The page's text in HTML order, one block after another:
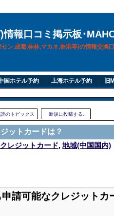
情報口コミ掲示板･
ン,成都,桂林,マカオ,香港等)の情報交換
国ホテル予約 上海ホテル予約 旧
のトピックス 新規に投稿する。
ットカードは？
レジットカード,地域(中国国内)
申請可能なクレジットカ